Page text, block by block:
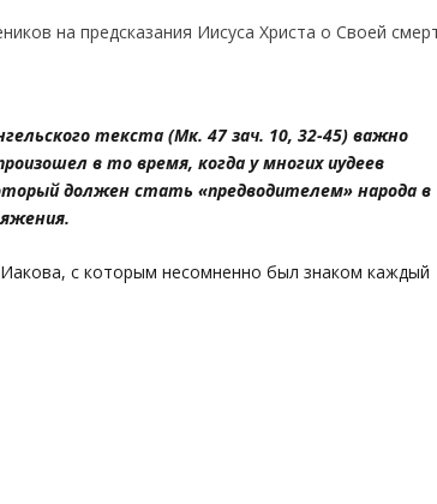
текста (Мк. 47 зач. 10, 32-45) важно
в то время, когда у многих иудеев
должен стать «предводителем» народа в
с которым несомненно был знаком каждый